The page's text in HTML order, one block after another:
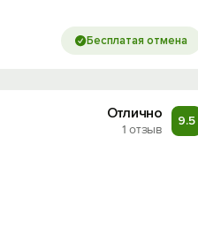
Бесплатая отмена
Отлично
1 отзыв
9.5